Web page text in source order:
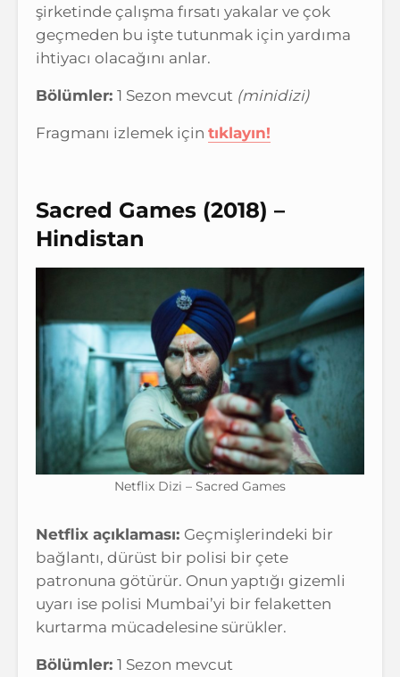
şirketinde çalışma fırsatı yakalar ve çok
geçmeden bu işte tutunmak için yardıma
ihtiyacı olacağını anlar.
Bölümler: 1 Sezon mevcut (minidizi)
Fragmanı izlemek için tıklayın!
Sacred Games (2018) –
Hindistan
Netflix Dizi – Sacred Games
Netflix açıklaması: Geçmişlerindeki bir
bağlantı, dürüst bir polisi bir çete
patronuna götürür. Onun yaptığı gizemli
uyarı ise polisi Mumbai’yi bir felaketten
kurtarma mücadelesine sürükler.
Bölümler: 1 Sezon mevcut